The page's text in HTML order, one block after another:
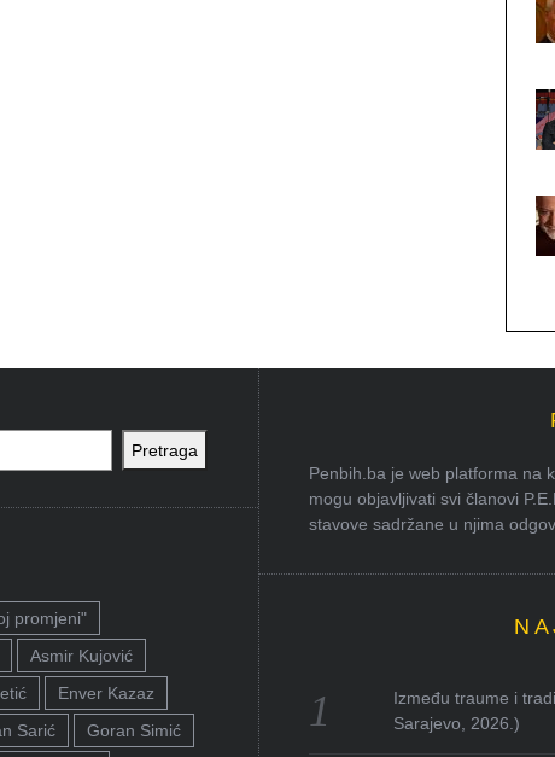
Pretraga
promjeni"
Asmir Kujović
Enver Kazaz
Sarić
Goran Simić
Penbih.ba je web platforma na
mogu objavljivati svi članovi
stavove sadržane u njima
Između traume i
Sarajevo, 2026.)